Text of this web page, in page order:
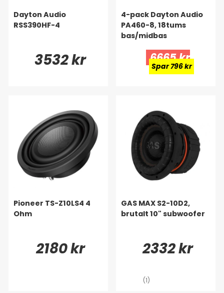
Dayton Audio
RSS390HF-4
3532 kr
4-pack Dayton Audio
PA460-8, 18tums
bas/midbas
6665 kr
Spar 796 kr
Pioneer TS-Z10LS4 4
Ohm
2180 kr
GAS MAX S2-10D2,
brutalt 10" subwoofer
2332 kr
(1)